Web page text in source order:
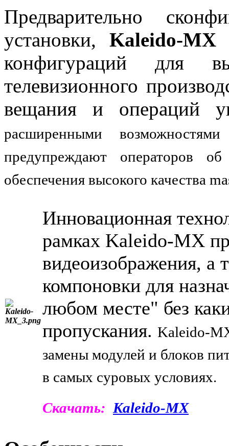
Предварительно
установки,Kaleido-MX
конфигураций для
телевизионного
вещания и операций
расширенными
предупреждают операторов
обеспечения высокого качества
Инновационная
рамках Kaleido-MX
видеоизображения, а
компоновки для
любом месте" без
пропускания. Kaleido-
замены модулей и блоков
в самых суровых условиях.
Скачать: Kaleido-MX